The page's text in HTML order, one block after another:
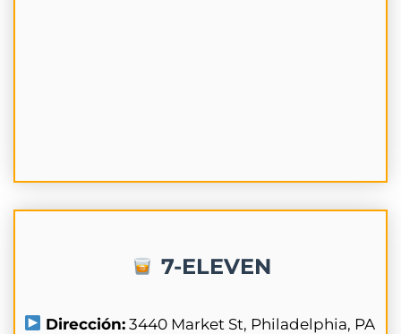
7-ELEVEN
Dirección: 3440 Market St, Philadelphia, PA